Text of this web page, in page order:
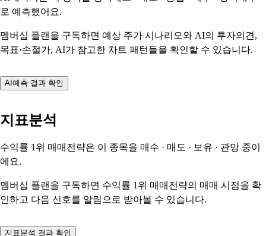
로 예측했어요.
멤버십 플랜을 구독하면 예상 주가 시나리오와 AI의 투자의견,
목표·손절가, AI가 참고한 차트 패턴들을 확인할 수 있습니다.
AI예측 결과 확인
지표분석
수익률 1위 매매전략은 이 종목을 매수 · 매도 · 보유 · 관망 중이
에요.
멤버십 플랜을 구독하면 수익률 1위 매매전략의 매매 시점을 확
인하고 다음 신호를 알림으로 받아볼 수 있습니다.
지표분석 결과 확인